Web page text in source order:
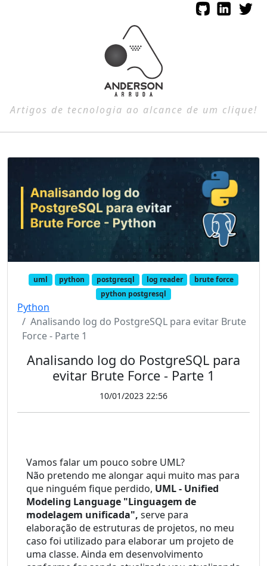
Artigos de tecnologia ao alcance de um clique!
uml python postgresql log reader
brute force
python postgresql
Python
Analisando log do PostgreSQL para evitar Brute
Force - Parte 1
Analisando log do PostgreSQL para
evitar Brute Force - Parte 1
10/01/2023 22:56
Vamos falar um pouco sobre UML?
Não pretendo me alongar aqui muito mas para
que ninguém fique perdido, UML - Unified
Modeling Language "Linguagem de
modelagem unificada", serve para
elaboração de estruturas de projetos, no meu
caso foi utilizado para elaborar um projeto de
uma classe. Ainda em desenvolvimento